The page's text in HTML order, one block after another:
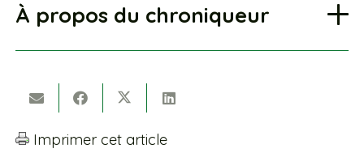
À propos du chroniqueur
Imprimer cet article